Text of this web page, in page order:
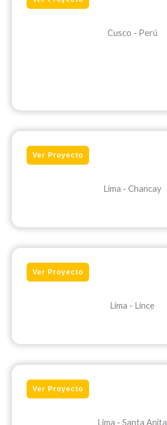
Cusco - Perú
Ver Proyecto
Lima - Chancay
Ver Proyecto
Lima - Lince
Ver Proyecto
Lima - Santa Anita